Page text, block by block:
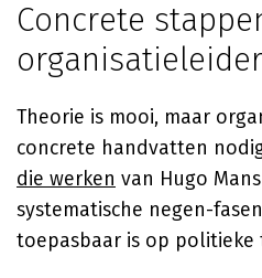
Concrete
Theorie is mooi, maar
concrete handvatten
die werken van Hugo
systematische negen-
toepasbaar is op politieke